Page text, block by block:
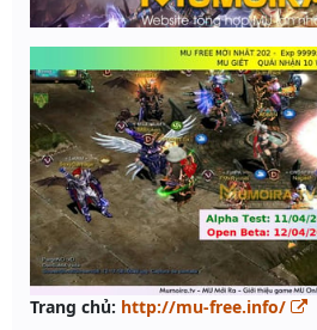
Trang chủ: http://mu-free.info/